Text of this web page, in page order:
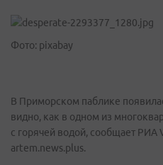
Фото: pixabay
В Приморском паблике
видно, как в одном из
с горячей водой, сообщает РИА
artem.news.plus.